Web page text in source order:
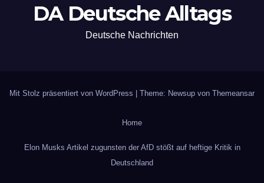
DA Deutsche Alltags
Deutsche Nachrichten
Mit Stolz präsentiert von WordPress | Theme: Newsup von Themeansar
Home
Elon Musks Artikel zugunsten der AfD stößt auf heftige Kritik in
Deutschland